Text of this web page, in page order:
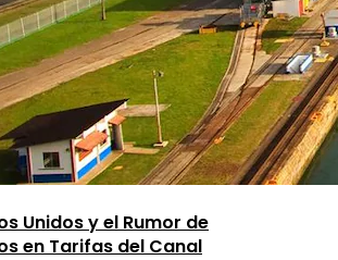
Unidos y el Rumor de
en Tarifas del Canal